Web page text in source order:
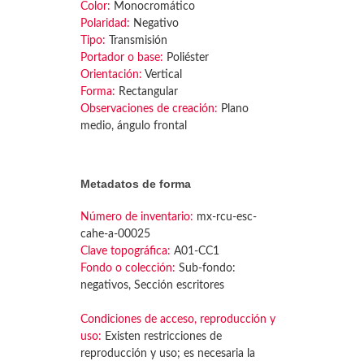
Color: Monocromático
Polaridad: Negativo
Tipo: Transmisión
Portador o base: Poliéster
Orientación: Vertical
Forma: Rectangular
Observaciones de creación: Plano
medio, ángulo frontal
Metadatos de forma
Número de inventario: mx-rcu-esc-
cahe-a-00025
Clave topográfica: A01-CC1
Fondo o colección: Sub-fondo:
negativos, Sección escritores
Condiciones de acceso, reproducción y
uso: Existen restricciones de
reproducción y uso; es necesaria la